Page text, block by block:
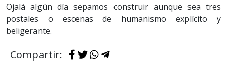
Ojalá algún día sepamos construir aunque sea tres
postales o escenas de humanismo explícito y
beligerante.
Compartir: